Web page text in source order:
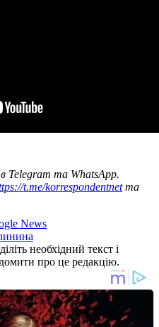
в Telegram та WhatsApp.
t.me/korrespondentnetта
News
необхідний текст і
про це редакцію.